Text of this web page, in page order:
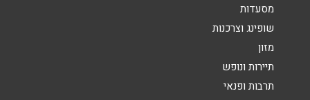
מסעדות
שופינג וצרכנות
מזון
תיירות ונופש
תרבות ופנאי